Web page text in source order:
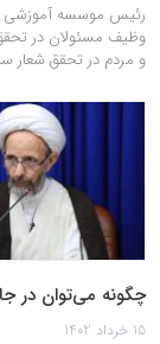
رئیس موسسه آموزشی
وظیف مسئولان در
و مردم در تحقق شعار
چگونه می‌توان در
15 خرداد 1402